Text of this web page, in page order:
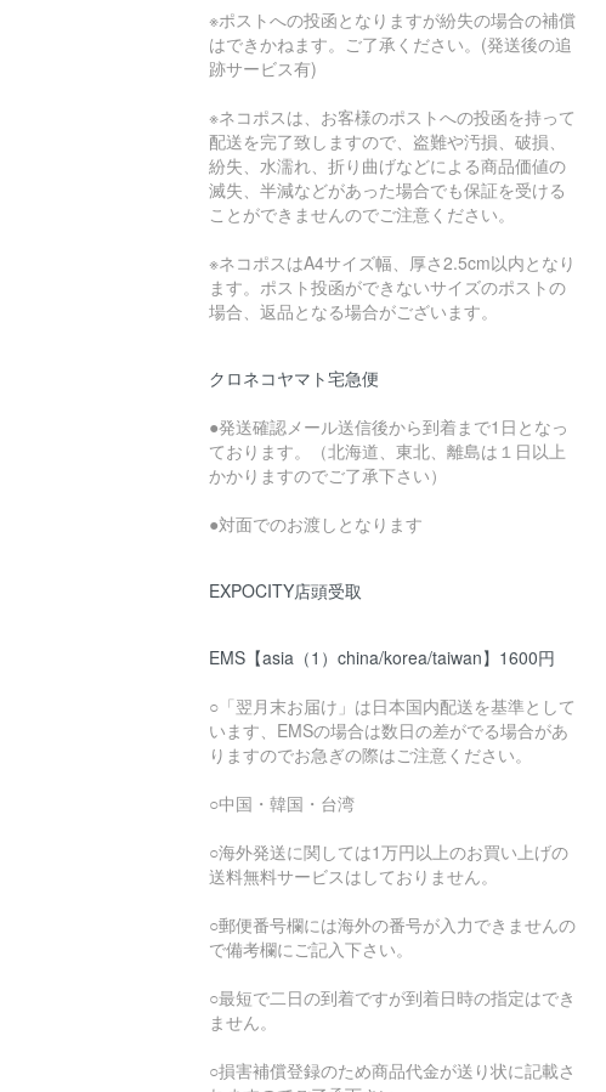
※ポストへの投函となりますが紛失の場合の補償
はできかねます。ご了承ください。(発送後の追
跡サービス有)
※ネコポスは、お客様のポストへの投函を持って
配送を完了致しますので、盗難や汚損、破損、
紛失、水濡れ、折り曲げなどによる商品価値の
滅失、半減などがあった場合でも保証を受ける
ことができませんのでご注意ください。
※ネコポスはA4サイズ幅、厚さ2.5cm以内となり
ます。ポスト投函ができないサイズのポストの
場合、返品となる場合がございます。
クロネコヤマト宅急便
●発送確認メール送信後から到着まで1日となっ
ております。（北海道、東北、離島は１日以上
かかりますのでご了承下さい）
●対面でのお渡しとなります
EXPOCITY店頭受取
EMS【asia（1）china/korea/taiwan】1600円
○「翌月末お届け」は日本国内配送を基準として
います、EMSの場合は数日の差がでる場合があ
りますのでお急ぎの際はご注意ください。
○中国・韓国・台湾
○海外発送に関しては1万円以上のお買い上げの
送料無料サービスはしておりません。
○郵便番号欄には海外の番号が入力できませんの
で備考欄にご記入下さい。
○最短で二日の到着ですが到着日時の指定はでき
ません。
○損害補償登録のため商品代金が送り状に記載さ